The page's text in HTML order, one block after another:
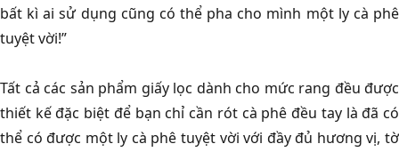
bất kì ai sử dụng cũng có thể pha cho mình một ly cà phê
tuyệt vời!”
Tất cả các sản phẩm giấy lọc dành cho mức rang đều được
thiết kế đặc biệt để bạn chỉ cần rót cà phê đều tay là đã có
thể có được một ly cà phê tuyệt vời với đầy đủ hương vị, tờ